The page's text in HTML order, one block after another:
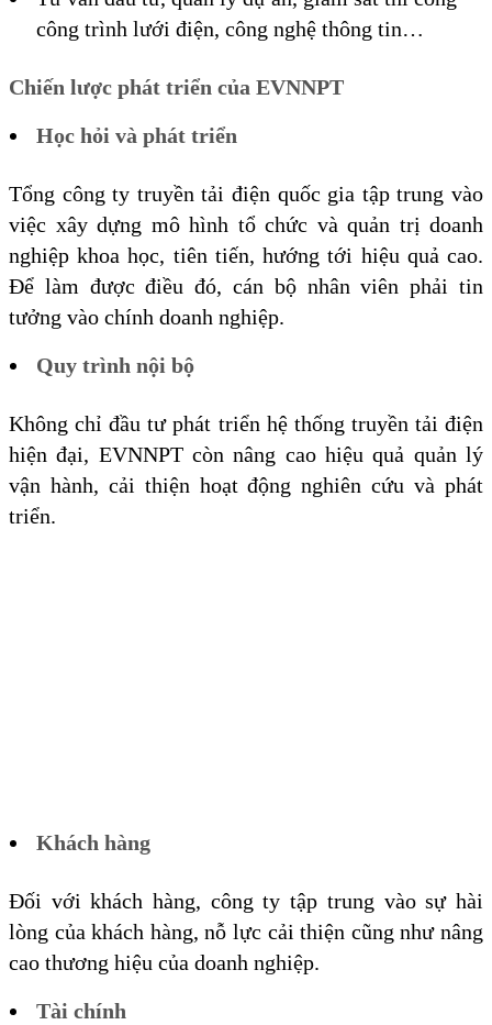
công trình lưới điện, công nghệ thông tin…
Chiến lược phát triển của EVNNPT
Học hỏi và phát triển
Tổng công ty truyền tải điện quốc gia tập trung vào
việc xây dựng mô hình tổ chức và quản trị doanh
nghiệp khoa học, tiên tiến, hướng tới hiệu quả cao.
Để làm được điều đó, cán bộ nhân viên phải tin
tưởng vào chính doanh nghiệp.
Quy trình nội bộ
Không chỉ đầu tư phát triển hệ thống truyền tải điện
hiện đại, EVNNPT còn nâng cao hiệu quả quản lý
vận hành, cải thiện hoạt động nghiên cứu và phát
triển.
Khách hàng
Đối với khách hàng, công ty tập trung vào sự hài
lòng của khách hàng, nỗ lực cải thiện cũng như nâng
cao thương hiệu của doanh nghiệp.
Tài chính